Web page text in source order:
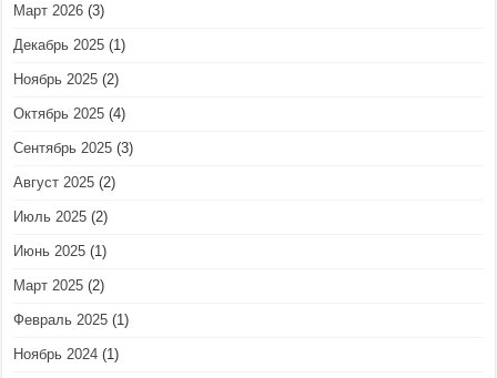
Март 2026 (3)
Декабрь 2025 (1)
Ноябрь 2025 (2)
Октябрь 2025 (4)
Сентябрь 2025 (3)
Август 2025 (2)
Июль 2025 (2)
Июнь 2025 (1)
Март 2025 (2)
Февраль 2025 (1)
Ноябрь 2024 (1)